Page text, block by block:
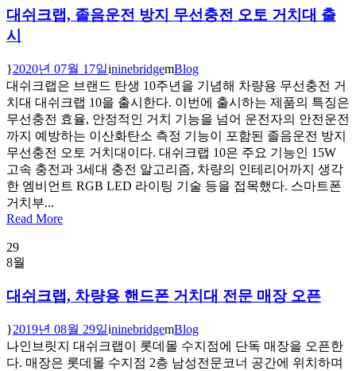
대쉬크랩, 졸음운전 방지 무선충전 오토 거치대 출
시
2020년 07월 17일 ninebridge
Blog
대쉬크랩은 브랜드 탄생 10주년을 기념해 차량용 무선충전 거
치대 대쉬크랩 10을 출시한다. 이번에 출시하는 제품의 특징은
무선충전 효율, 안정적인 거치 기능을 넘어 운전자의 안전운전
까지 예방하는 이산화탄소 측정 기능이 포함된 졸음운전 방지
무선충전 오토 거치대이다. 대쉬크랩 10은 주요 기능인 15W
고속 충전과 3세대 충전 알고리즘, 차량의 인테리어까지 생각
한 엠비언트 RGB LED 라이팅 기술 등을 접목했다. 스마트폰
거치부...
Read More
29
8월
대쉬크랩, 차량용 핸드폰 거치대 전문 매장 오픈
2019년 08월 29일 ninebridge
Blog
나인브릿지 대쉬크랩이 롯데몰 수지점에 단독 매장을 오픈한
다. 매장은 롯데몰 수지점 2층 남성전문코너 공간에 위치하며